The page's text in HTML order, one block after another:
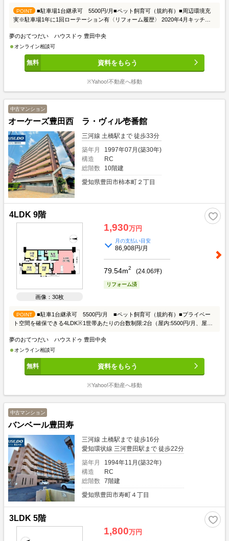
POINT
■駐車場1台継承可 5500円/月■ペット飼育可（規約有）■周辺環境充
実※駐車場1年に1回ローテーション有〈リフォーム履歴〉 2020年4月キッチン・
換・畳表替え〈周辺環境〉 本地こども園…約380m（徒歩5分） ファミリーマー
ト豊田柿本町店…約820m（徒歩11分） フィールリスタ店…約740m（徒歩10
夢のおてつだい ハウスドゥ 豊田中央
オンライン相談可
資料をもらう
※Yahoo!不動産へ移動
中古マンション
オーケーズ豊田西 ラ・ヴィル壱番館
三河線 土橋駅まで 徒歩33分
築年月
1997年07月(築30年)
構造
RC
総階数
10階建
愛知県豊田市柿本町２丁目
4LDK 9階
画像：30枚
1,930万円
月の支払い目安
86,908円/月
79.54m2 (24.06坪)
リフォーム済
POINT
■駐車1台継承可 5500円/月 ■ペット飼育可（規約有）■プライベー
ト空間を確保できる4LDK※1世帯あたりの台数制限:2台（屋内:5500円/月、屋
替・巾木交換・クッションフロア張替・トイレ交換・キッチン交換・タタミ→ヘ
リなしタタミ・ユニットバス交換・洗面所拡張・ダウンライト新設・給湯器交
換・LDK窓枠塗装・LD拡張・押入加工
夢のおてつだい ハウスドゥ 豊田中央
オンライン相談可
資料をもらう
※Yahoo!不動産へ移動
中古マンション
バンベール豊田寿
三河線 土橋駅まで 徒歩16分
愛知環状線 三河豊田駅まで 徒歩22分
築年月
1994年11月(築32年)
構造
RC
総階数
7階建
愛知県豊田市寿町４丁目
3LDK 5階
1,800万円